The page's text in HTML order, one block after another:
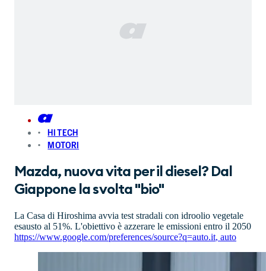
HI TECH
MOTORI
Mazda, nuova vita per il diesel? Dal
Giappone la svolta "bio"
La Casa di Hiroshima avvia test stradali con idroolio vegetale
esausto al 51%. L'obiettivo è azzerare le emissioni entro il 2050
https://www.google.com/preferences/source?q=auto.it, auto